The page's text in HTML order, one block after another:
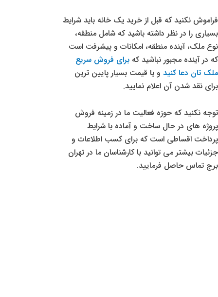
فراموش نکنید که قبل از خرید یک خانه باید شرایط
بسیاری را در نظر داشته باشید که شامل منطقه،
نوع ملک، آینده منطقه، امکانات و پیشرفت است
که در آینده مجبور نباشید که برای فروش سریع
ملک تان دعا کنید و یا قیمت بسیار پایین ترین
برای نقد شدن آن اعلام نمایید.
توجه نکنید که حوزه فعالیت ما در زمینه فروش
پروژه های در حال ساخت و آماده با شرایط
پرداخت اقساطی است که برای کسب اطلاعات و
جزئیات بیشتر می توانید با کارشناسان ما در تهران
برج تماس حاصل فرمایید.